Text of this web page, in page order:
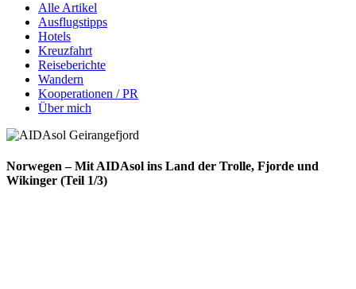
Alle Artikel
Ausflugstipps
Hotels
Kreuzfahrt
Reiseberichte
Wandern
Kooperationen / PR
Über mich
Norwegen – Mit AIDAsol ins Land der Trolle, Fjorde und
Wikinger (Teil 1/3)